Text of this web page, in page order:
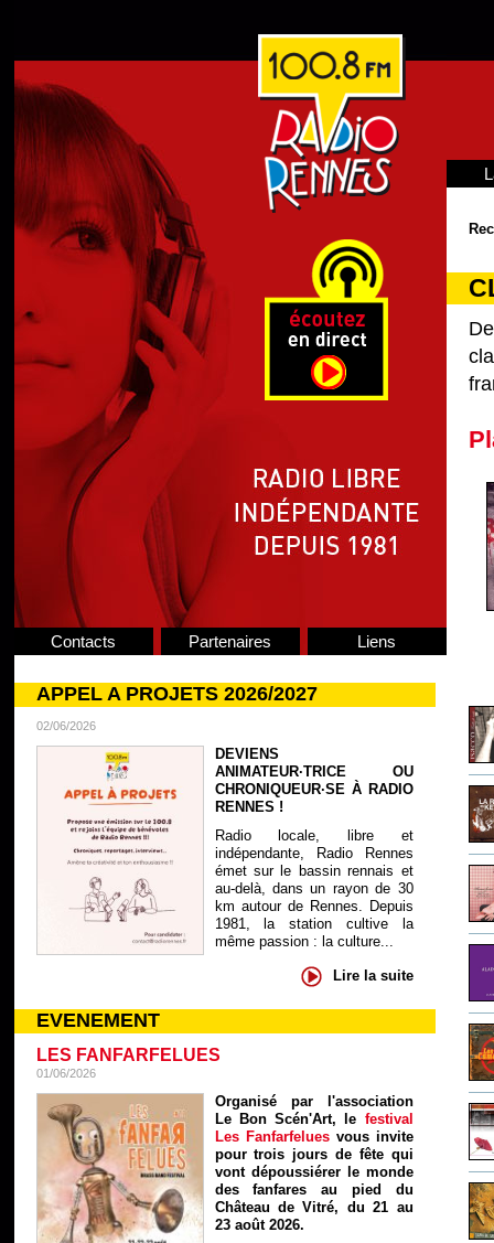
Contacts Partenaires Liens
APPEL A PROJETS 2026/2027
02/06/2026
DEVIENS
ANIMATEUR·TRICE OU
CHRONIQUEUR·SE À RADIO
RENNES !
Radio locale, libre et
indépendante, Radio Rennes
émet sur le bassin rennais et
au-delà, dans un rayon de 30
km autour de Rennes. Depuis
1981, la station cultive la
même passion : la culture...
Lire la suite
EVENEMENT
LES FANFARFELUES
01/06/2026
Organisé par l'association
Le Bon Scén'Art, le festival
Les Fanfarfelues vous invite
pour trois jours de fête qui
vont dépoussiérer le monde
des fanfares au pied du
Château de Vitré, du 21 au
23 août 2026.